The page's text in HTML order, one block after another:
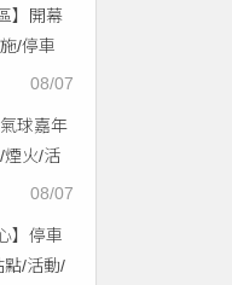
】開幕
/停車
08/07
球嘉年
煙火/活
園登08/07
】停車
點/活動/